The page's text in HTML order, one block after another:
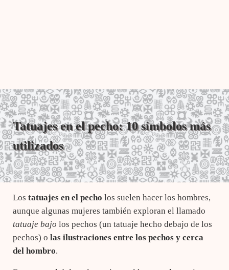
Tatuajes en el pecho: 10 símbolos más
utilizados
Los tatuajes en el pecho los suelen hacer los hombres,
aunque algunas mujeres también exploran el llamado
tatuaje bajo los pechos (un tatuaje hecho debajo de los
pechos) o las ilustraciones entre los pechos y cerca
del hombro.